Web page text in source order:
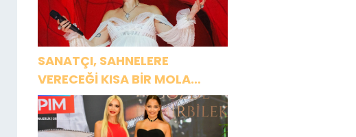
SANATÇI, SAHNELERE
VERECEĞİ KISA BİR MOLA
ÖNCESİ 13 AĞUSTOS’TA SON
KEZ HARBİYE’DE OLACAK!